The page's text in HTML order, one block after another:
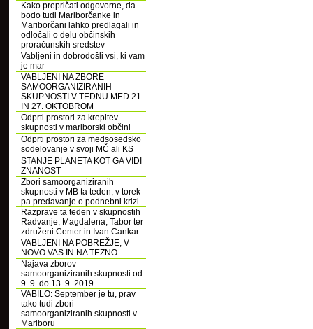
Kako prepričati odgovorne, da
bodo tudi Mariborčanke in
Mariborčani lahko predlagali in
odločali o delu občinskih
proračunskih sredstev
Vabljeni in dobrodošli vsi, ki vam
je mar
VABLJENI NA ZBORE
SAMOORGANIZIRANIH
SKUPNOSTI V TEDNU MED 21.
IN 27. OKTOBROM
Odprti prostori za krepitev
skupnosti v mariborski občini
Odprti prostori za medsosedsko
sodelovanje v svoji MČ ali KS
STANJE PLANETA KOT GA VIDI
ZNANOST
Zbori samoorganiziranih
skupnosti v MB ta teden, v torek
pa predavanje o podnebni krizi
Razprave ta teden v skupnostih
Radvanje, Magdalena, Tabor ter
združeni Center in Ivan Cankar
VABLJENI NA POBREŽJE, V
NOVO VAS IN NA TEZNO
Najava zborov
samoorganiziranih skupnosti od
9. 9. do 13. 9. 2019
VABILO: September je tu, prav
tako tudi zbori
samoorganiziranih skupnosti v
Mariboru